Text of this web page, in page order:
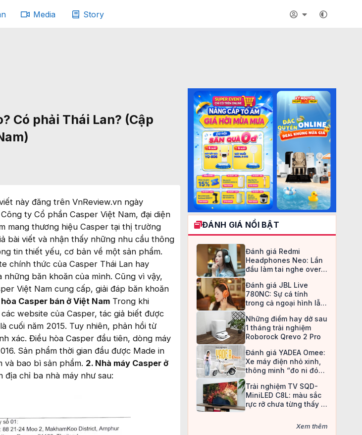
Media Story
Có phải Thái Lan? (Cập
này đăng trên VnReview.vn ngày
ty Cổ phần Casper Việt Nam, đại diện
mang thương hiệu Casper tại thị trường
bài viết và nhận thấy những nhu cầu thông
tin thiết yếu, cơ bản về một sản phẩm.
chính thức của Casper Thái Lan hay
băn khoăn của mình. Cũng vì vậy,
Việt Nam cung cấp, giải đáp băn khoăn
Casper bán ở Việt Nam Trong khi
website của Casper, tác giả biết được
cuối năm 2015. Tuy nhiên, phản hồi từ
xác. Điều hòa Casper đầu tiên, dòng máy
Sản phẩm thời gian đầu được Made in
và bao bì sản phẩm. 2. Nhà máy Casper ở
chỉ ba nhà máy như sau:
ĐÁNH GIÁ NỔI BẬT
Đánh giá Redmi
Headphones Neo: Lần
đầu làm tai nghe over-
an toàn
Đánh giá JBL Live
780NC: Sự cá tính
trong cả ngoại hình lẫn
Những điểm hay dở sau
1 tháng trải nghiệm
Roborock Qrevo 2 Pro
Đánh giá YADEA Omee:
Xe máy điện nhỏ xinh,
thông minh “đo ni đóng
Trải nghiệm TV SQD-
MiniLED C8L: màu sắc
rực rỡ chưa từng thấy ở
Xem thêm